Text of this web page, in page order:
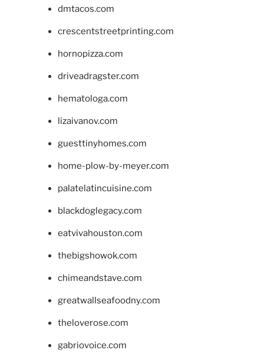
dmtacos.com
crescentstreetprinting.com
hornopizza.com
driveadragster.com
hematologa.com
lizaivanov.com
guesttinyhomes.com
home-plow-by-meyer.com
palatelatincuisine.com
blackdoglegacy.com
eatvivahouston.com
thebigshowok.com
chimeandstave.com
greatwallseafoodny.com
theloverose.com
gabriovoice.com